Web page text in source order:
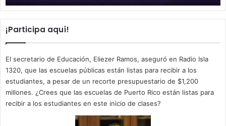
¡Participa aquí!
El secretario de Educación, Eliezer Ramos, aseguró en Radio Isla
1320, que las escuelas públicas están listas para recibir a los
estudiantes, a pesar de un recorte presupuestario de $1,200
millones. ¿Crees que las escuelas de Puerto Rico están listas para
recibir a los estudiantes en este inicio de clases?